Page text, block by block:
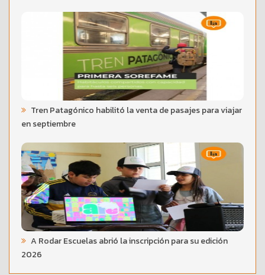
Tren Patagónico habilitó la venta de pasajes para viajar
en septiembre
A Rodar Escuelas abrió la inscripción para su edición
2026